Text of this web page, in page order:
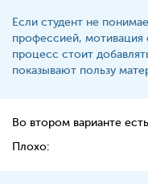
Если студент не
профессией, мотивация
процесс стоит
показывают пользу
Во втором варианте
Плохо: